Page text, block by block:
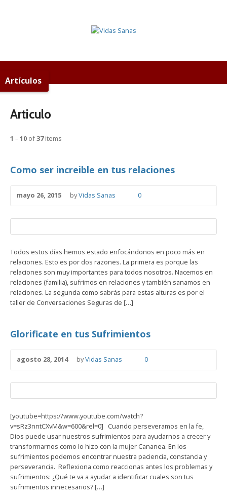
Artículos
Articulo
1 –10 of37items
Como ser increible en tus relaciones
mayo 26, 2015 byVidas Sanas 0
Todos estos días hemos estado enfocándonos en poco más en
relaciones. Esto es por dos razones. La primera es porque las
relaciones son muy importantes para todos nosotros. Nacemos en
relaciones (familia), sufrimos en relaciones y también sanamos en
relaciones. La segunda como sabrás para estas alturas es por el
taller de Conversaciones Seguras de […]
Glorificate en tus Sufrimientos
agosto 28, 2014 byVidas Sanas 0
[youtube=https://www.youtube.com/watch?
v=sRz3nntCXvM&w=600&rel=0] Cuando perseveramos en la fe,
Dios puede usar nuestros sufrimientos para ayudarnos a crecer y
transformarnos como lo hizo con la mujer Cananea. En los
sufrimientos podemos encontrar nuestra paciencia, constancia y
perseverancia. Reflexiona como reaccionas antes los problemas y
sufrimientos: ¿Qué te va a ayudar a identificar cuales son tus
sufrimientos innecesarios? […]